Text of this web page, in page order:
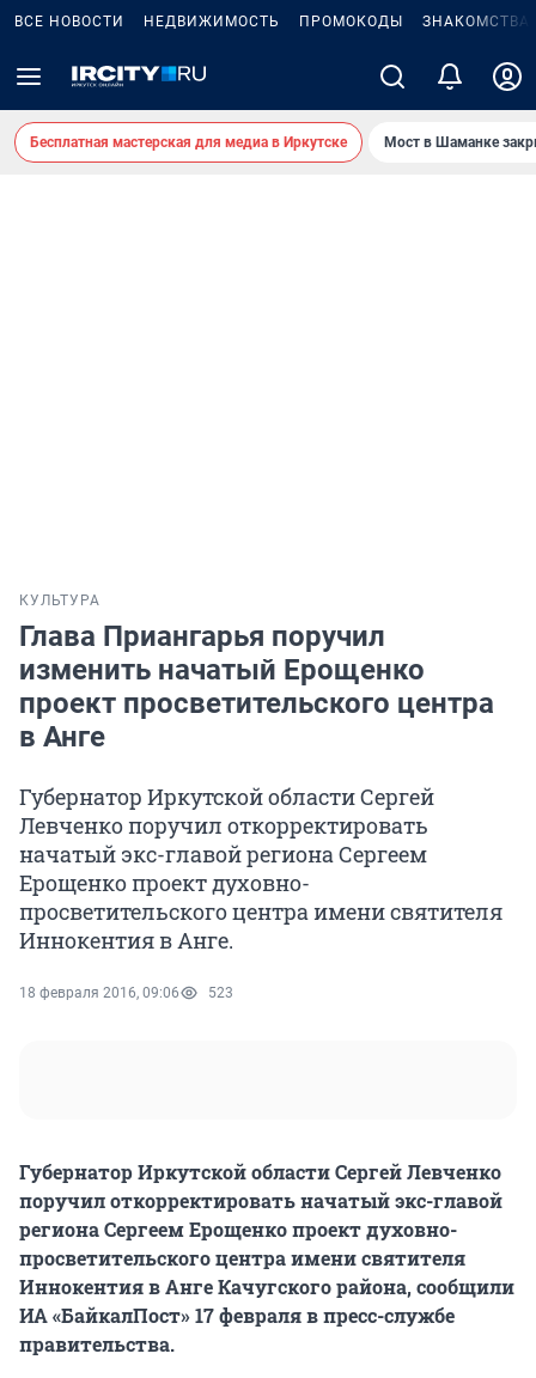
ВСЕ НОВОСТИ НЕДВИЖИМОСТЬ ПРОМОКОДЫ ЗНАКОМСТВА
Бесплатная мастерская для медиа в Иркутске Мост в Шаманке
КУЛЬТУРА
Глава Приангарья поручил
изменить начатый Ерощенко
проект просветительского центра
в Анге
Губернатор Иркутской области Сергей
Левченко поручил откорректировать
начатый экс-главой региона Сергеем
Ерощенко проект духовно-
просветительского центра имени святителя
Иннокентия в Анге.
18 февраля 2016, 09:06 523
Губернатор Иркутской области Сергей Левченко
поручил откорректировать начатый экс-главой
региона Сергеем Ерощенко проект духовно-
просветительского центра имени святителя
Иннокентия в Анге Качугского района, сообщили
ИА «БайкалПост» 17 февраля в пресс-службе
правительства.